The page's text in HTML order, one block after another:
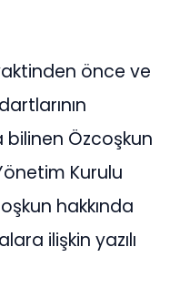
önce ve
Özcoşkun
Kurulu
hakkında
ilişkin yazılı